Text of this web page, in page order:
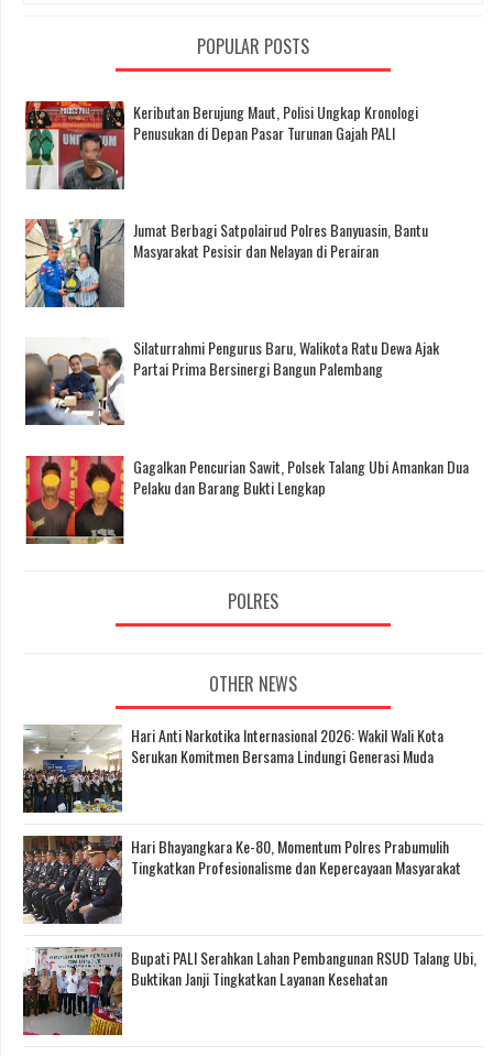
POPULAR POSTS
Keributan Berujung Maut, Polisi Ungkap Kronologi
Penusukan di Depan Pasar Turunan Gajah PALI
Jumat Berbagi Satpolairud Polres Banyuasin, Bantu
Masyarakat Pesisir dan Nelayan di Perairan
Silaturrahmi Pengurus Baru, Walikota Ratu Dewa Ajak
Partai Prima Bersinergi Bangun Palembang
Gagalkan Pencurian Sawit, Polsek Talang Ubi Amankan Dua
Pelaku dan Barang Bukti Lengkap
POLRES
OTHER NEWS
Hari Anti Narkotika Internasional 2026: Wakil Wali Kota
Serukan Komitmen Bersama Lindungi Generasi Muda
Hari Bhayangkara Ke-80, Momentum Polres Prabumulih
Tingkatkan Profesionalisme dan Kepercayaan Masyarakat
Bupati PALI Serahkan Lahan Pembangunan RSUD Talang Ubi,
Buktikan Janji Tingkatkan Layanan Kesehatan